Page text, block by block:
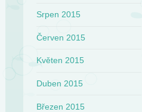
Srpen 2015
Červen 2015
Květen 2015
Duben 2015
Březen 2015